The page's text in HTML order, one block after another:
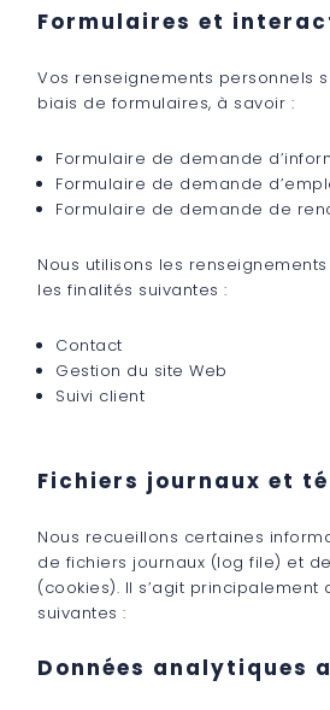
Formulaires et
Vos renseignements personnels
biais de formulaires, à savoir :
Formulaire de demande
Formulaire de demande
Formulaire de demande de
Nous utilisons les
les finalités suivantes :
Contact
Gestion du site Web
Suivi client
Fichiers journaux et
Nous recueillons certaines
de fichiers journaux (log file) et
(cookies). Il s’agit principalement
suivantes :
Données analytiques